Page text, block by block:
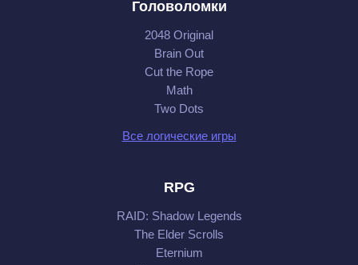
Головоломки
2048 Original
Brain Out
Cut the Rope
Math
Two Dots
Все логические игры
RPG
RAID: Shadow Legends
The Elder Scrolls
Eternium